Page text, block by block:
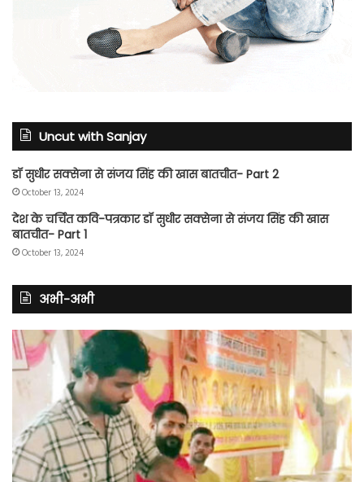
Uncut with Sanjay
डॉ सुधीर सक्सेना से संजय सिंह की खास बातचीत- Part 2
October 13, 2024
देश के चर्चित कवि-पत्रकार डॉ सुधीर सक्सेना से संजय सिंह की खास
बातचीत- Part 1
October 13, 2024
अभी-अभी